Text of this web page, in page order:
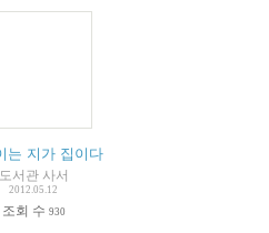
는 지가 집이다
도서관 사서
2012.05.12
조회 수 930